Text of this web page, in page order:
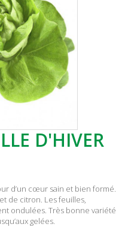
D'HIVER
d’un cœur sain et bien formé.
de citron. Les feuilles,
ondulées. Très bonne variété
gelées.